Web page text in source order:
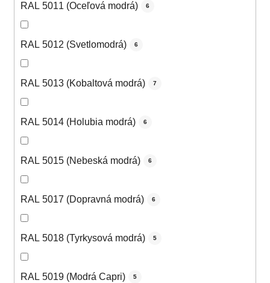
RAL 5011 (Oceľová modrá) 6
RAL 5012 (Svetlomodrá) 6
RAL 5013 (Kobaltová modrá) 7
RAL 5014 (Holubia modrá) 6
RAL 5015 (Nebeská modrá) 6
RAL 5017 (Dopravná modrá) 6
RAL 5018 (Tyrkysová modrá) 5
RAL 5019 (Modrá Capri) 5